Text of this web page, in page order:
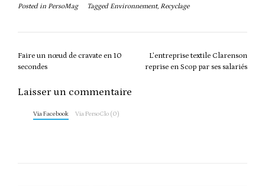
Posted in PersoMag Tagged Environnement, Recyclage
Post
navigation
Faire un nœud de cravate en 10
secondes
L’entreprise textile Clarenson
reprise en Scop par ses salariés
Laisser un commentaire
Via Facebook Via PersoClo (0)